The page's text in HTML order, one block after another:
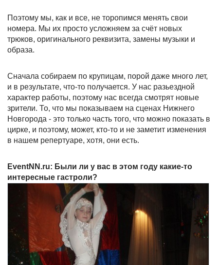
Поэтому мы, как и все, не торопимся менять свои
номера. Мы их просто усложняем за счёт новых
трюков, оригинального реквизита, замены музыки и
образа.
Сначала собираем по крупицам, порой даже много лет,
и в результате, что-то получается. У нас разьездной
характер работы, поэтому нас всегда смотрят новые
зрители. То, что мы показываем на сценах Нижнего
Новгорода - это только часть того, что можно показать в
цирке, и поэтому, может, кто-то и не заметит изменения
в нашем репертуаре, хотя, они есть.
EventNN.ru: Были ли у вас в этом году какие-то
интересные гастроли?